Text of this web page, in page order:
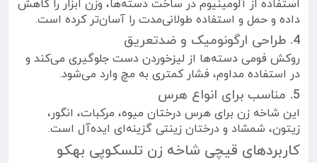
استفاده از آلومینیوم در ساخت دسته‌ها، وزن ابزار را کاهش
داده و حمل و استفاده طولانی‌مدت را آسان‌تر کرده است.
4. طراحی ارگونومیک و ضدتعریق
روکش فومی دسته‌ها از لیزخوردن دست جلوگیری می‌کند و
در استفاده مداوم، فشار کمتری به مچ وارد می‌شود.
5. مناسب برای انواع هرس
این شاخه زن برای هرس درختان میوه، مرکبات، انگور،
زیتون، شمشاد و درختان زینتی گزینه‌ای ایده‌آل است.
کاربردهای قیچی شاخه زن تلسکوپی بهکو